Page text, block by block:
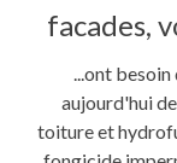
facades,
...ont
aujourd'hui
toiture et